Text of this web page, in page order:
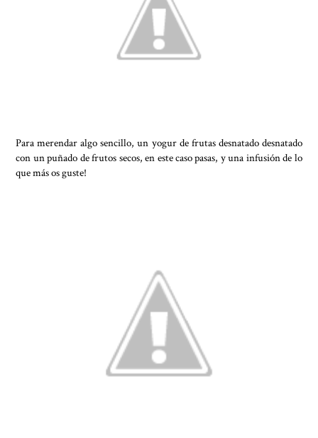
Para merendar algo sencillo, un yogur de frutas desnatado desnatado
con un puñado de frutos secos, en este caso pasas, y una infusión de lo
que más os guste!